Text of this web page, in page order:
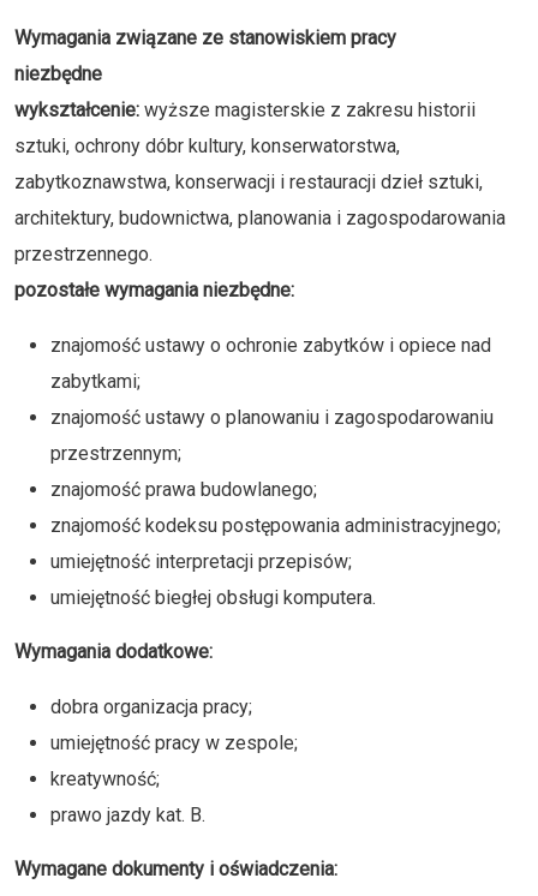
Wymagania związane ze stanowiskiem pracy
niezbędne
wykształcenie: wyższe magisterskie z zakresu historii
sztuki, ochrony dóbr kultury, konserwatorstwa,
zabytkoznawstwa, konserwacji i restauracji dzieł sztuki,
architektury, budownictwa, planowania i zagospodarowania
przestrzennego.
pozostałe wymagania niezbędne:
znajomość ustawy o ochronie zabytków i opiece nad
zabytkami;
znajomość ustawy o planowaniu i zagospodarowaniu
przestrzennym;
znajomość prawa budowlanego;
znajomość kodeksu postępowania administracyjnego;
umiejętność interpretacji przepisów;
umiejętność biegłej obsługi komputera.
Wymagania dodatkowe:
dobra organizacja pracy;
umiejętność pracy w zespole;
kreatywność;
prawo jazdy kat. B.
Wymagane dokumenty i oświadczenia: